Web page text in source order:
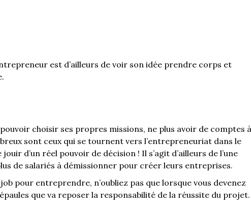
est d’ailleurs de voir son idée prendre corps et
choisir ses propres missions, ne plus avoir de comptes à
sont ceux qui se tournent vers l’entrepreneuriat dans le
d’un réel pouvoir de décision ! Il s’agit d’ailleurs de l’une
de salariés à démissionner pour créer leurs entreprises.
pour entreprendre, n’oubliez pas que lorsque vous devenez
que va reposer la responsabilité de la réussite du projet.